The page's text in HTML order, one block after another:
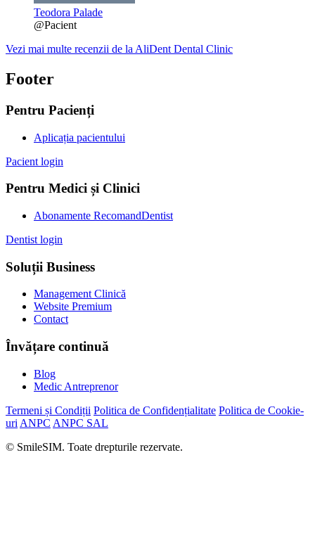
Teodora Palade
@Pacient
Vezi mai multe recenzii de la AliDent Dental Clinic
Footer
Pentru Pacienți
Aplicația pacientului
Pacient login
Pentru Medici și Clinici
Abonamente RecomandDentist
Dentist login
Soluții Business
Management Clinică
Website Premium
Contact
Învățare continuă
Blog
Medic Antreprenor
Termeni și Condiții Politica de Confidențialitate Politica de Cookie-
uri ANPC ANPC SAL
© SmileSIM. Toate drepturile rezervate.